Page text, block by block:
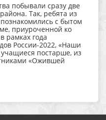
побывали сразу две
Так, ребята из
с бытом
приуроченной ко
рамках года
России-2022, «Наши
постарше, из
«Ожившей